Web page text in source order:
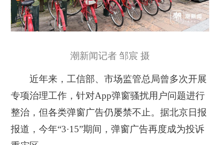
潮新闻记者 邹宸 摄
近年来，工信部、市场监管总局曾多次开展
专项治理工作，针对App弹窗骚扰用户问题进行
整治，但各类弹窗广告仍屡禁不止。据北京日报
报道，今年“3·15”期间，弹窗广告再度成为投诉